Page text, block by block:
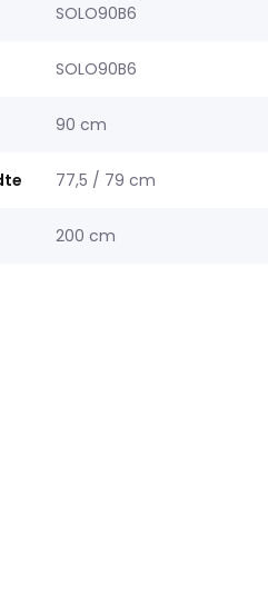
SOLO90B6
SOLO90B6
90 cm
77,5 / 79 cm
200 cm